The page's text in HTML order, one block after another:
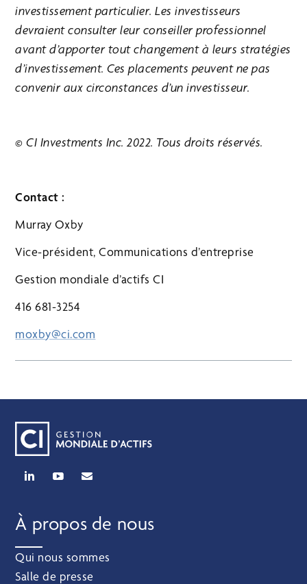
investissement particulier. Les investisseurs
devraient consulter leur conseiller professionnel
avant d’apporter tout changement à leurs stratégies
d’investissement. Ces placements peuvent ne pas
convenir aux circonstances d’un investisseur.
© CI Investments Inc. 2022. Tous droits réservés.
Contact :
Murray Oxby
Vice-président, Communications d’entreprise
Gestion mondiale d’actifs CI
416 681-3254
moxby@ci.com
À propos de nous
Qui nous sommes
Salle de presse